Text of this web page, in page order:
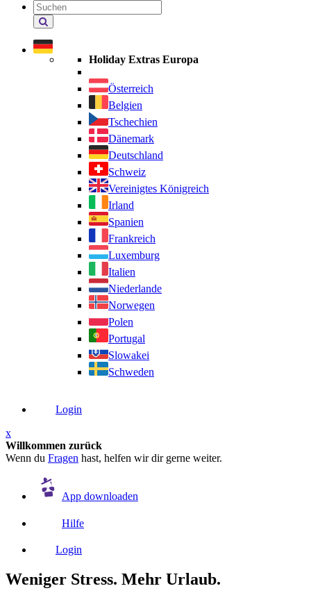
Holiday
Extras
durchsuchen
Holiday Extras Europa
Österreich
Belgien
Tschechien
Dänemark
Deutschland
Schweiz
Vereinigtes Königreich
Irland
Spanien
Frankreich
Luxemburg
Italien
Niederlande
Norwegen
Polen
Portugal
Slowakei
Schweden
Login
x
Willkommen zurück
Wenn du Fragen hast, helfen wir dir gerne weiter.
App downloaden
Hilfe
Login
Weniger Stress. Mehr Urlaub.